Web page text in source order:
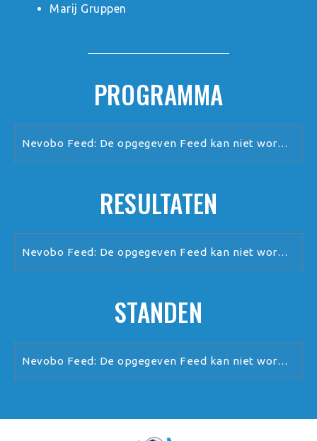
Marij Gruppen
PROGRAMMA
Nevobo Feed: De opgegeven Feed kan niet worden verwerkt.
RESULTATEN
Nevobo Feed: De opgegeven Feed kan niet worden verwerkt.
STANDEN
Nevobo Feed: De opgegeven Feed kan niet worden verwerkt.